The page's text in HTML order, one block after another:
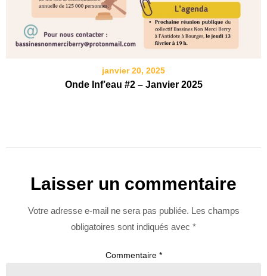
janvier 20, 2025
Onde Inf’eau #2 – Janvier 2025
Laisser un commentaire
Votre adresse e-mail ne sera pas publiée. Les champs
obligatoires sont indiqués avec *
Commentaire *